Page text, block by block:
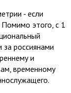
- если
Помимо этого, с 1
за россиянами
и
временному